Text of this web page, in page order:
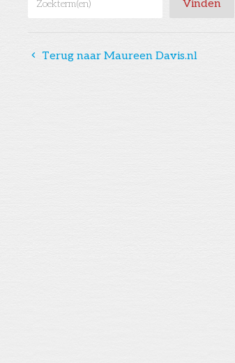
󰅁 Terug naar Maureen Davis.nl